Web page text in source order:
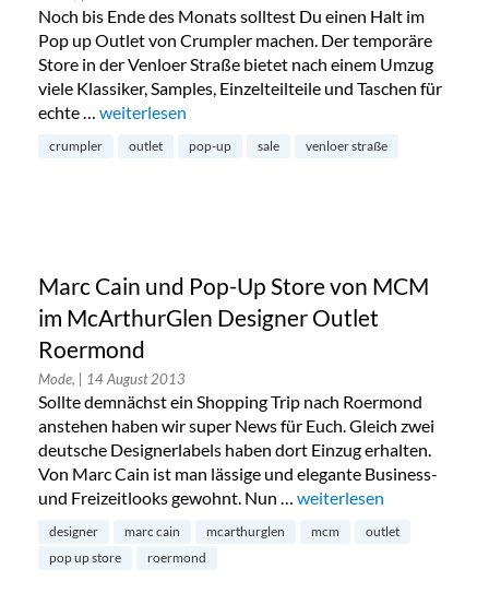
Noch bis Ende des Monats solltest Du einen Halt im
Pop up Outlet von Crumpler machen. Der temporäre
Store in der Venloer Straße bietet nach einem Umzug
viele Klassiker, Samples, Einzelteilteile und Taschen für
echte … „Crumpler: Pop-up Outlet in Köln“
weiterlesen
crumpler outlet pop-up sale venloer straße
Marc Cain und Pop-Up Store von MCM
im McArthurGlen Designer Outlet
Roermond
Mode, | 14 August 2013
Sollte demnächst ein Shopping Trip nach Roermond
anstehen haben wir super News für Euch. Gleich zwei
deutsche Designerlabels haben dort Einzug erhalten.
Von Marc Cain ist man lässige und elegante Business-
und Freizeitlooks gewohnt. Nun … „Marc Cain und Pop-Up
weiterlesen
designer marc cain mcarthurglen mcm
outlet
pop up store
roermond